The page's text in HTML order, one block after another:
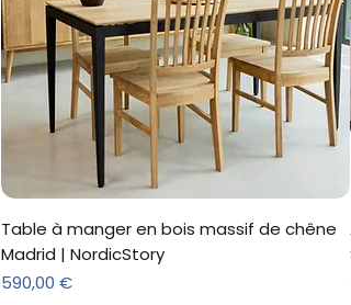
Table à manger en bois massif de chêne
Madrid | NordicStory
Prix
590,00 €